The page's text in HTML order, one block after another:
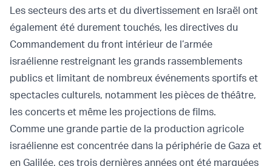
Les secteurs des arts et du divertissement en Israël ont
également été durement touchés, les directives du
Commandement du front intérieur de l’armée
israélienne restreignant les grands rassemblements
publics et limitant de nombreux événements sportifs et
spectacles culturels, notamment les pièces de théâtre,
les concerts et même les projections de films.
Comme une grande partie de la production agricole
israélienne est concentrée dans la périphérie de Gaza et
en Galilée, ces trois dernières années ont été marquées